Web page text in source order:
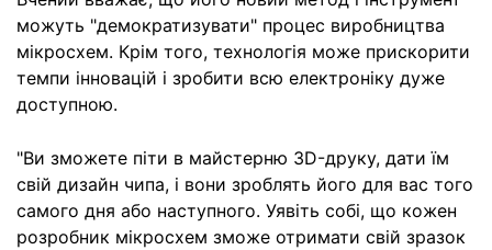
можуть "демократизувати" процес виробництва
мікросхем. Крім того, технологія може прискорити
темпи інновацій і зробити всю електроніку дуже
доступною.
"Ви зможете піти в майстерню 3D-друку, дати їм
свій дизайн чипа, і вони зроблять його для вас того
самого дня або наступного. Уявіть собі, що кожен
розробник мікросхем зможе отримати свій зразок